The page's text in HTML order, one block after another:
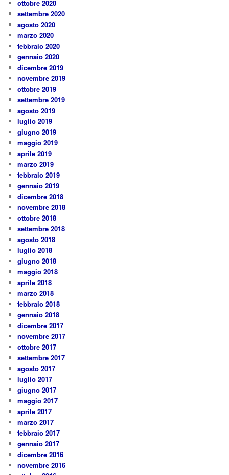
ottobre 2020
settembre 2020
agosto 2020
marzo 2020
febbraio 2020
gennaio 2020
dicembre 2019
novembre 2019
ottobre 2019
settembre 2019
agosto 2019
luglio 2019
giugno 2019
maggio 2019
aprile 2019
marzo 2019
febbraio 2019
gennaio 2019
dicembre 2018
novembre 2018
ottobre 2018
settembre 2018
agosto 2018
luglio 2018
giugno 2018
maggio 2018
aprile 2018
marzo 2018
febbraio 2018
gennaio 2018
dicembre 2017
novembre 2017
ottobre 2017
settembre 2017
agosto 2017
luglio 2017
giugno 2017
maggio 2017
aprile 2017
marzo 2017
febbraio 2017
gennaio 2017
dicembre 2016
novembre 2016